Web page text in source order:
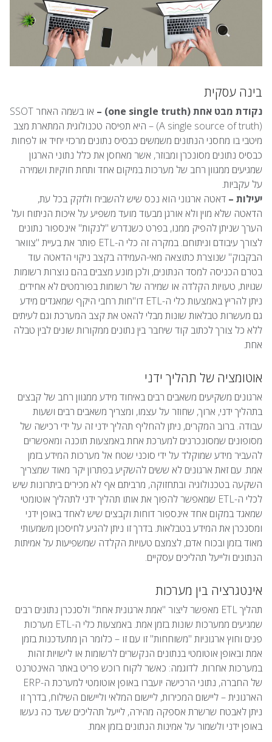
בינה עסקית
נקודת מבט אחת (one single truth) –
או בשמה האחר SSOT
– (A single source of truth) היא תפיסה טכנולוגית המתארת מצב
מיטבי בו מחסני הנתונים משמשים כבסיס נתונים מרכזי יחיד או לפחות
כבסיס נתונים מסונכרן ומבוזר, אשר מאחסן את כלל נתוני הארגון
שמגיעים ממגוון רחב של מערכות במיקום אחד ותחת חוקיות ושמירה
על עקביות.
יעילות – דאטה ארגוני הוא נכס שיש להשביח ולזקק בכל עת,
הדאטה שלא מוין ולא אורגן מבעוד מועד משפיע על איכות הניתוח ועל
הערך שניתן להפיק ממנו, בפרט כשנדרש "לנקות" אינספור נתונים
לצורך עיבודם וניתוחם. במקרה זה כלי ה-ETL פותר את בעיית "צוואר
הבקבוק" שנוצרת כתוצאה מאי-העמידה בקצב ניקוי הדאטה עוד
בטרם הכניסה למסד הנתונים, ולכן מונע מצבים בהם נוצרות רשומות
שגויות, טעויות הקלדה או שמירה של רשומות בפורמטים לא אחידים.
ניתן להריץ באמצעות כלי ה-ETL דו"חות רחבי היקף שמאגדים מידע
גם מעשרות טבלאות שונות מבלי להאט את קצב המערכת וגם לעיתים
ללא כל צורך לכתוב קוד שיחבר בין נתונים ממקורות שונים לבין טבלה
אחת.
אוטומציה של תהליך ידני
ארגונים משקיעים משאבים רבים באיחוד מידע ממגוון רחב של קבצים
בתהליך ידני, ארוך, שחוזר על עצמו, ומצריך משאבים רבים ושעות
עבודה. ברוב המקרים, ניתן להחליף תהליך ידני זה על ידי רכישה של
מסופונים שמסונכרנים למערכת אחת באמצעות תוכנה ומאפשרים
להעביר מידע שמוקלד על ידי סוכני שטח אל מערכות המידע בזמן
אמת. עם זאת ארגונים לא ששים להשקיע בפתרון יקר מאוד שמצריך
השקעה בטכנולוגיה ובתחזוקה, מרביתם אף לא מכירים ביתרונות שיש
לכלי ה-ETL שמאפשר להפוך את אותו תהליך ידני לתהליך אוטומטי
שמאגד במקום אחד אינספור דוחות וקבצים שיש לאחד באופן ידני
ומסנכרן את המידע בטבלאות. בדרך זו ניתן להגיע לחיסכון משמעותי
מאוד בזמן ובכוח אדם, לצמצם טעויות הקלדה שמשפיעות על אמיתות
הנתונים ולייעל תהליכים עסקיים.
אינטגרציה בין מערכות
תהליך ETL מאפשר ליצור "אמת ארגונית אחת" ולסנכרן נתונים רבים
שמגיעים ממערכות שונות בזמן אמת. באמצעות כלי ה-ETL מערכות
פנים וחוץ ארגוניות "משוחחות" זו עם זו – כלומר הן מתעדכנות בזמן
אמת ובאופן אוטומטי בנתונים הנקשרים לרשומות או לישויות זהות
במערכות אחרות. לדוגמה: כאשר לקוח רוכש פריט באתר האינטרנט
של החברה, נתוני הרכישה יועברו באופן אוטומטי למערכת ה-ERP
הארגונית – ליישום המכירות, ליישום המלאי וליישום השילוח, בדרך זו
ניתן לאבטח שרשרת אספקה מהירה, לייעל תהליכים שעד כה נעשו
באופן ידני ולשמור על אמינות הנתונים בזמן אמת.